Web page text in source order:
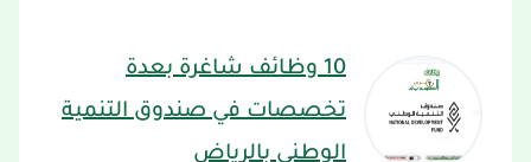
10 وظائف شاغرة بعدة
تخصصات في صندوق التنمية
الوطني بالرياض